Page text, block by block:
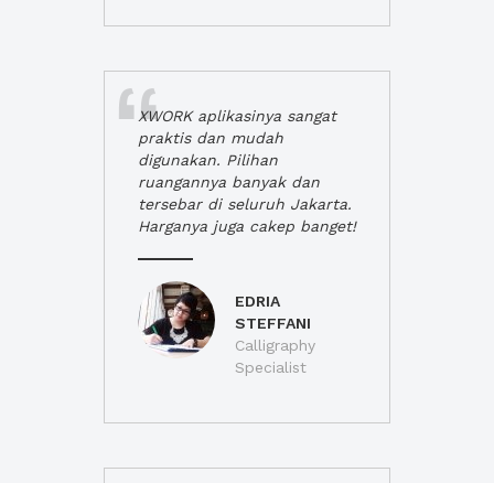
XWORK aplikasinya sangat
praktis dan mudah
digunakan. Pilihan
ruangannya banyak dan
tersebar di seluruh Jakarta.
Harganya juga cakep banget!
EDRIA
STEFFANI
Calligraphy
Specialist